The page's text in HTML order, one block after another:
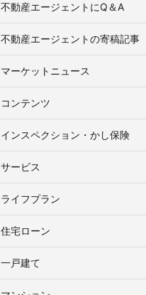
不動産エージェントにQ＆A
不動産エージェントの寄稿記事
マーケットニュース
コンテンツ
インスペクション・かし保険
サービス
ライフプラン
住宅ローン
一戸建て